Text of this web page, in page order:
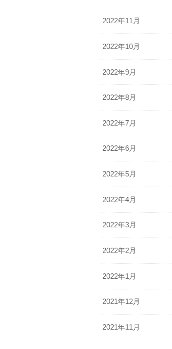
2022年11月
2022年10月
2022年9月
2022年8月
2022年7月
2022年6月
2022年5月
2022年4月
2022年3月
2022年2月
2022年1月
2021年12月
2021年11月